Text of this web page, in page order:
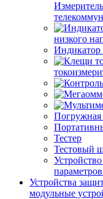
низкого
Индикатор
Погружная
Тестер
Тестовый
Устройства
модульные